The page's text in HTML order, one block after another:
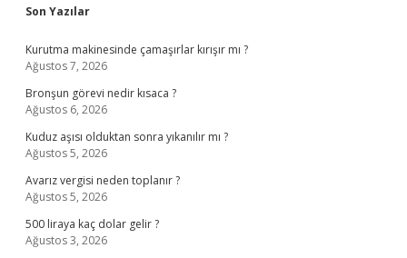
Sidebar
Son Yazılar
Kurutma makinesinde çamaşırlar kırışır mı ?
Ağustos 7, 2026
Bronşun görevi nedir kısaca ?
Ağustos 6, 2026
Kuduz aşısı olduktan sonra yıkanılır mı ?
Ağustos 5, 2026
Avarız vergisi neden toplanır ?
Ağustos 5, 2026
500 liraya kaç dolar gelir ?
Ağustos 3, 2026